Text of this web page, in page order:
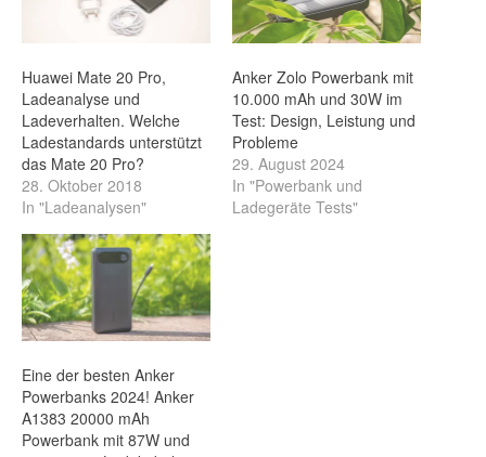
Huawei Mate 20 Pro,
Ladeanalyse und
Ladeverhalten. Welche
Ladestandards unterstützt
das Mate 20 Pro?
28. Oktober 2018
In "Ladeanalysen"
Anker Zolo Powerbank mit
10.000 mAh und 30W im
Test: Design, Leistung und
Probleme
29. August 2024
In "Powerbank und
Ladegeräte Tests"
Eine der besten Anker
Powerbanks 2024! Anker
A1383 20000 mAh
Powerbank mit 87W und